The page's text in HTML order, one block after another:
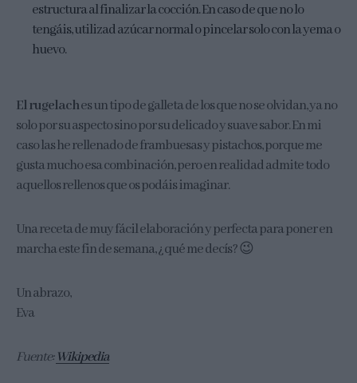
estructura al finalizar la cocción. En caso de que no lo
tengáis, utilizad azúcar normal o pincelar solo con la yema o
huevo.
El rugelaches un tipo de galleta de los que no se olvidan, ya no
solo por su aspecto sino por su delicado y suave sabor. En mi
caso las he rellenado de frambuesas y pistachos, porque me
gusta mucho esa combinación, pero en realidad admite todo
aquellos rellenos que os podáis imaginar.
Una receta de muy fácil elaboración y perfecta para poner en
marcha este fin de semana, ¿qué me decís? 😉
Un abrazo,
Eva
Fuente:Wikipedia